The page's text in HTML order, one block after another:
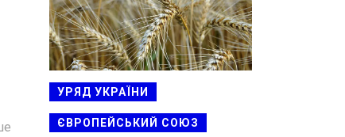
УРЯД УКРАЇНИ
ЄВРОПЕЙСЬКИЙ СОЮЗ